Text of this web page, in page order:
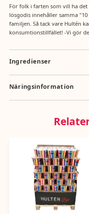
För folk i farten som vill ha det
lösgodis innehåller samma
familjen. Så tack vare Hultén
konsumtionstillfället! -Vi gör
Ingredienser
socker, glukossirap,
kakaomassa, majsstärkelse,
(SOJALECITIN, solroslecitin),
natriumvätekarbonat,
kakaopulver, fettreducerat
SKUMMJÖLK, SMÖRFETT,
(kokos, palm), persikojuice
bränt socker, aromämnen
morotskoncentrat, E100,
frukt- och
Näringsinformation
Näringsvärde per 100g: